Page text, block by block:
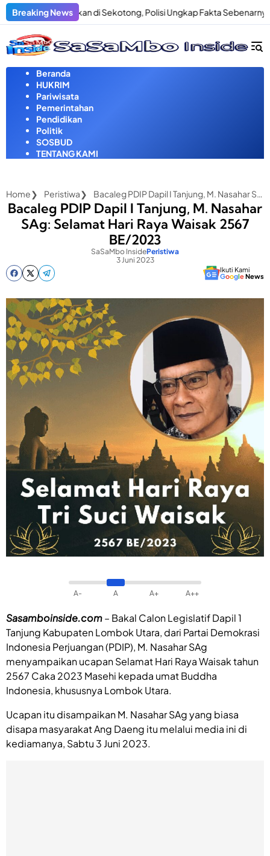
Langsung
ke
Breaking News
Penculikan di Sekotong, Polisi Ungkap Fakta Sebenarnya
Beranda
HUKRIM
Pariwisata
Pemerintahan
Pendidikan
Politik
SOSBUD
TENTANG KAMI
Home Peristiwa Bacaleg PDIP Dapil I Tanjung, M. Nasahar SAg: Selamat Hari Raya Waisak 2567 BE/2023
Bacaleg PDIP Dapil I Tanjung, M. Nasahar
SAg: Selamat Hari Raya Waisak 2567
BE/2023
SaSaMbo InsidePeristiwa
3 Juni 2023
Ikuti Kami
GoogleNews
A- A A+ A++
Sasamboinside.com– Bakal Calon Legislatif Dapil 1
Tanjung Kabupaten Lombok Utara, dari Partai Demokrasi
Indonesia Perjuangan (PDIP), M. Nasahar SAg
menyampaikan ucapan Selamat Hari Raya Waisak tahun
2567 Caka 2023 Masehi kepada umat Buddha
Indonesia, khususnya Lombok Utara.
Ucapan itu disampaikan M. Nasahar SAg yang biasa
disapa masyarakat Ang Daeng itu melalui media ini di
kediamanya, Sabtu 3 Juni 2023.